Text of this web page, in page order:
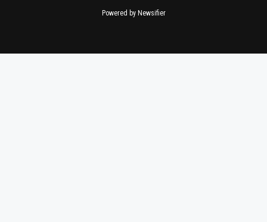
Powered by Newsifier